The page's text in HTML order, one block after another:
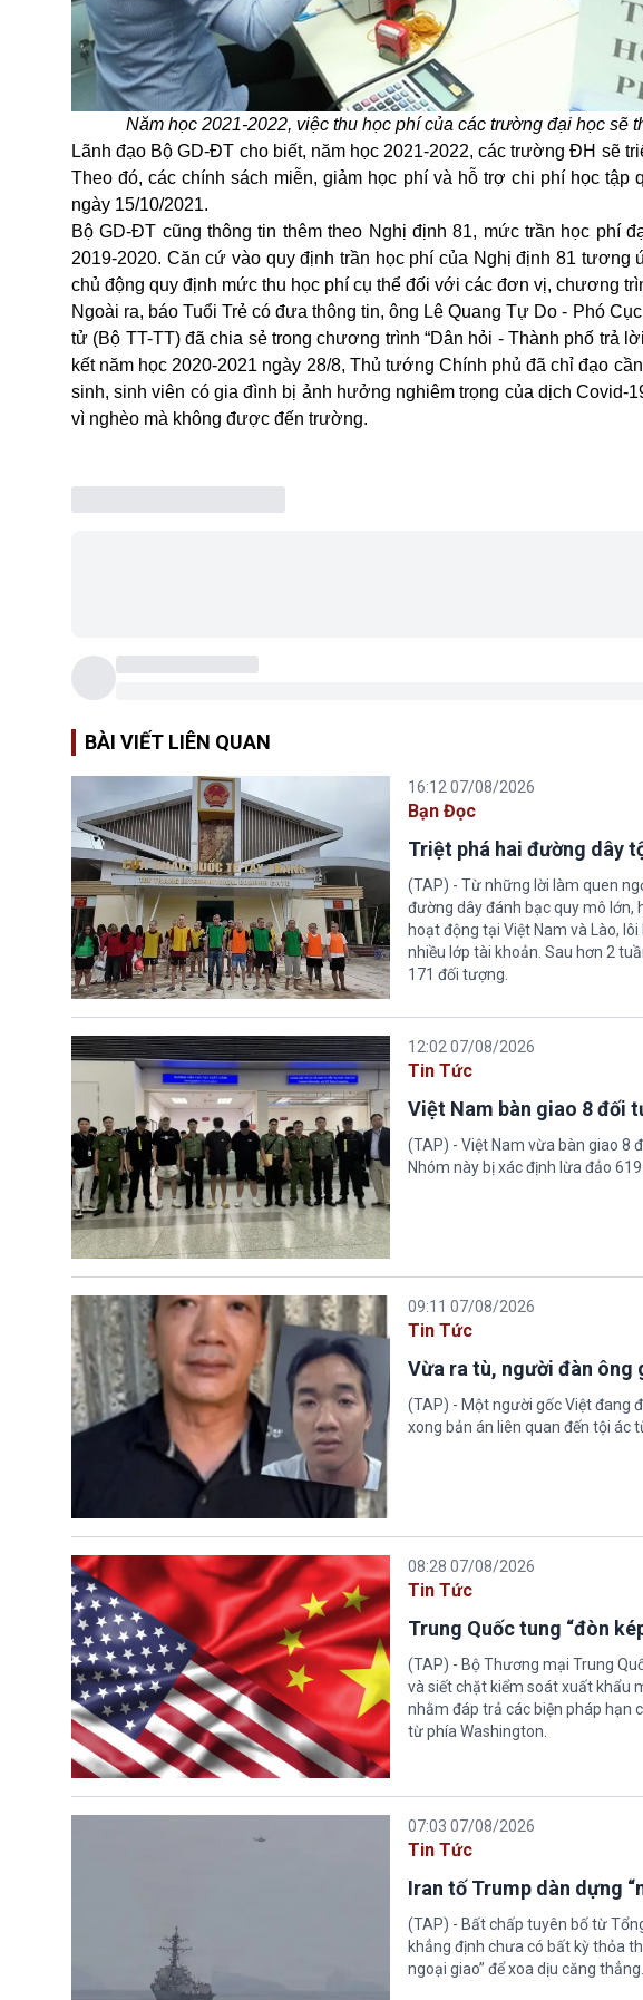
Năm học 2021-2022, việc thu học phí của các trường đại học sẽ
Lãnh đạo Bộ GD-ĐT cho biết, năm học 2021-2022, các trường ĐH sẽ
Theo đó, các chính sách miễn, giảm học phí và hỗ trợ chi phí học
ngày 15/10/2021.
Bộ GD-ĐT cũng thông tin thêm theo Nghị định 81, mức trần học phí
2019-2020. Căn cứ vào quy định trần học phí của Nghị định 81
chủ động quy định mức thu học phí cụ thể đối với các đơn vị, chương
Ngoài ra, báo Tuổi Trẻ có đưa thông tin, ông Lê Quang Tự Do - Phó
tử (Bộ TT-TT) đã chia sẻ trong chương trình “Dân hỏi - Thành phố trả
kết năm học 2020-2021 ngày 28/8, Thủ tướng Chính phủ đã chỉ đạo
sinh, sinh viên có gia đình bị ảnh hưởng nghiêm trọng của dịchCovid-
vì nghèo mà không được đến trường.
BÀI VIẾT LIÊN QUAN
16:12 07/08/2026
Bạn Đọc
Triệt phá hai đường dây
(TAP) - Từ những lời làm quen
đường dây đánh bạc quy mô lớn,
hoạt động tại Việt Nam và Lào,
nhiều lớp tài khoản. Sau hơn 2
171 đối tượng.
12:02 07/08/2026
Tin Tức
Việt Nam bàn giao 8 đối
(TAP) - Việt Nam vừa bàn giao 8
Nhóm này bị xác định lừa đảo
09:11 07/08/2026
Tin Tức
Vừa ra tù, người đàn ông
(TAP) - Một người gốc Việt đang
xong bản án liên quan đến tội ác
08:28 07/08/2026
Tin Tức
Trung Quốc tung “đòn
(TAP) - Bộ Thương mại Trung
và siết chặt kiểm soát xuất khẩu
nhằm đáp trả các biện pháp hạn
từ phía Washington.
07:03 07/08/2026
Tin Tức
Iran tố Trump dàn dựng
(TAP) - Bất chấp tuyên bố từ
khẳng định chưa có bất kỳ thỏa
ngoại giao” để xoa dịu căng thẳng.